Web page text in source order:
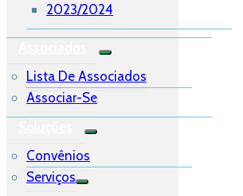
2023/2024
Lista De Associados
Associar-Se
Convênios
Serviços